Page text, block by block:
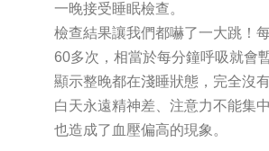
一晚接受睡眠檢查。
檢查結果讓我們都嚇了一大跳！
60多次，相當於每分鐘呼吸就會
顯示整晚都在淺睡狀態，完全沒
白天永遠精神差、注意力不能集
也造成了血壓偏高的現象。